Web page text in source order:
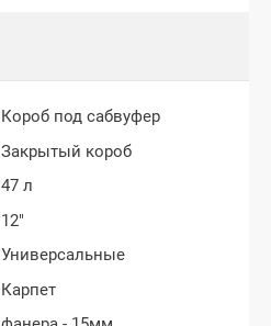
Короб под сабвуфер
Закрытый короб
47 л
12"
Универсальные
Карпет